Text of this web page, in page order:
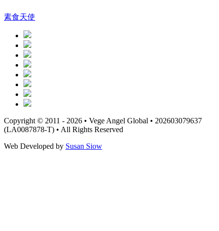
素食天使
Copyright © 2011 - 2026 • Vege Angel Global • 202603079637
(LA0087878-T) • All Rights Reserved
Web Developed by Susan Siow